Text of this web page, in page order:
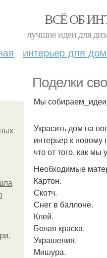
ВСЁ ОБ
лучшие идеи для
интерьер для
Поделки
Мы
Украсить дом на
интерьер к новому
что от того, как
Необходимые
Картон.
Скотч.
Снег в баллоне.
Клей.
Белая краска.
Украшения.
Мишура.